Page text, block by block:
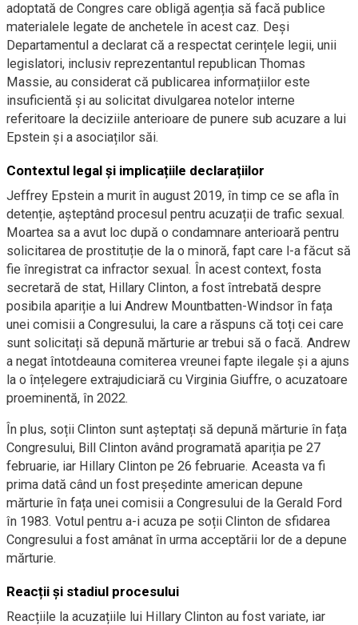
adoptată de Congres care obligă agenția să facă publice
materialele legate de anchetele în acest caz. Deși
Departamentul a declarat că a respectat cerințele legii, unii
legislatori, inclusiv reprezentantul republican Thomas
Massie, au considerat că publicarea informațiilor este
insuficientă și au solicitat divulgarea notelor interne
referitoare la deciziile anterioare de punere sub acuzare a lui
Epstein și a asociaților săi.
Contextul legal și implicațiile declarațiilor
Jeffrey Epstein a murit în august 2019, în timp ce se afla în
detenție, așteptând procesul pentru acuzații de trafic sexual.
Moartea sa a avut loc după o condamnare anterioară pentru
solicitarea de prostituție de la o minoră, fapt care l-a făcut să
fie înregistrat ca infractor sexual. În acest context, fosta
secretară de stat, Hillary Clinton, a fost întrebată despre
posibila apariție a lui Andrew Mountbatten-Windsor în fața
unei comisii a Congresului, la care a răspuns că toți cei care
sunt solicitați să depună mărturie ar trebui să o facă. Andrew
a negat întotdeauna comiterea vreunei fapte ilegale și a ajuns
la o înțelegere extrajudiciară cu Virginia Giuffre, o acuzatoare
proeminentă, în 2022.
În plus, soții Clinton sunt așteptați să depună mărturie în fața
Congresului, Bill Clinton având programată apariția pe 27
februarie, iar Hillary Clinton pe 26 februarie. Aceasta va fi
prima dată când un fost președinte american depune
mărturie în fața unei comisii a Congresului de la Gerald Ford
în 1983. Votul pentru a-i acuza pe soții Clinton de sfidarea
Congresului a fost amânat în urma acceptării lor de a depune
mărturie.
Reacții și stadiul procesului
Reacțiile la acuzațiile lui Hillary Clinton au fost variate, iar